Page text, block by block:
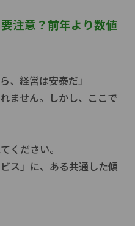
注意？前年より数値
、経営は安泰だ」
ません。しかし、ここで
ください。
ス」に、ある共通した傾